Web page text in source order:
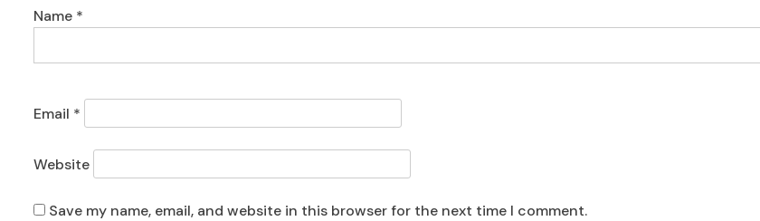
Name *
Email *
Website
Save my name, email, and website in this browser for the next time I comment.